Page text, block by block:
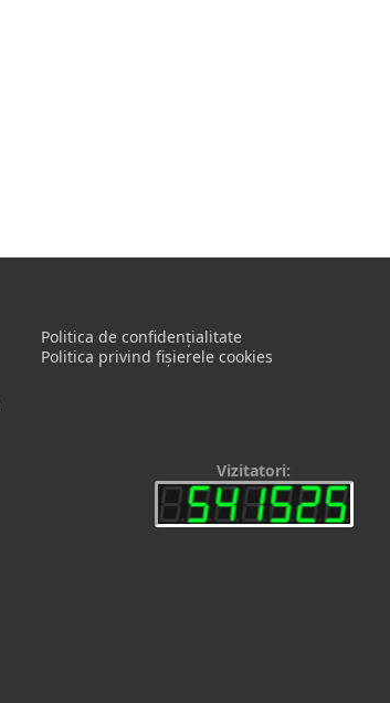
Politica de confidențialitate
Politica privind fișierele cookies
Vizitatori: